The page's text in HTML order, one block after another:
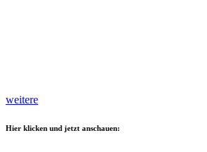
weitere
Hier klicken und jetzt anschauen: